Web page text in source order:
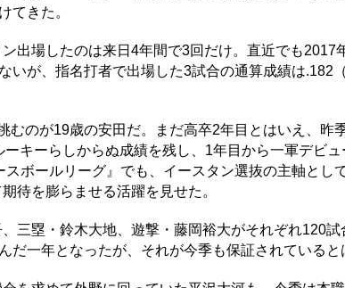
てきた。
出場したのは来日4年間で3回だけ。直近でも2017
いが、指名打者で出場した3試合の通算成績は.182
のが19歳の安田だ。まだ高卒2年目とはいえ、昨
キーらしからぬ成績を残し、1年目から一軍デビ
ボールリーグ』でも、イースタン選抜の主軸とし
待を膨らませる活躍を見せた。
三塁・鈴木大地、遊撃・藤岡裕大がそれぞれ120
だ一年となったが、それが今季も保証されていると